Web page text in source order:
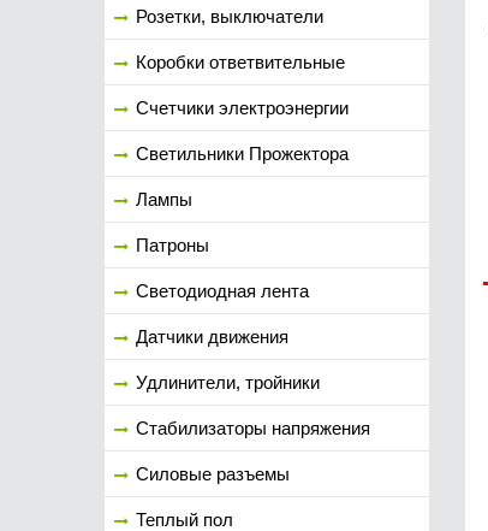
Розетки, выключатели
Коробки ответвительные
Счетчики электроэнергии
Светильники Прожектора
Лампы
Патроны
Светодиодная лента
Датчики движения
Удлинители, тройники
Стабилизаторы напряжения
Силовые разъемы
Теплый пол